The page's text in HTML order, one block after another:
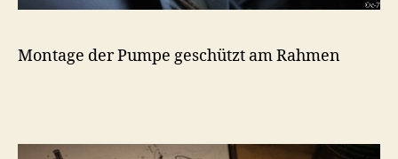
Montage der Pumpe geschützt am Rahmen